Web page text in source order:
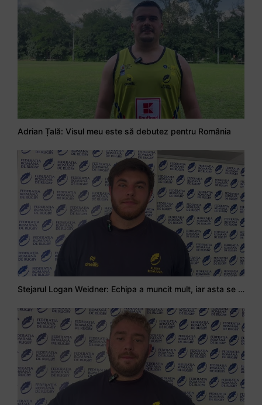
Adrian Țală: Visul meu este să debutez pentru România
Stejarul Logan Weidner: Echipa a muncit mult, iar asta se va vedea în meciurile de la Nations Cup